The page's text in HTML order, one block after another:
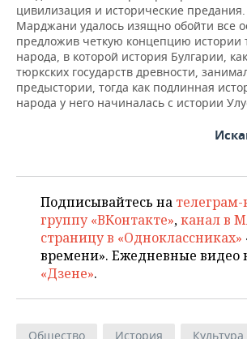
цивилизация и исторические
Марджани удалось изящно обойти все
предложив четкую концепцию истории
народа, в которой история Булгарии,
тюркских государств древности,
предыстории, тогда как подлинная
народа у него начиналась с истории
Подписывайтесь на
группу «ВКонтакте»,канал в
страницу в «Одноклассниках»
времени». Ежедневные видео
«Дзене».
Общество История
Культура